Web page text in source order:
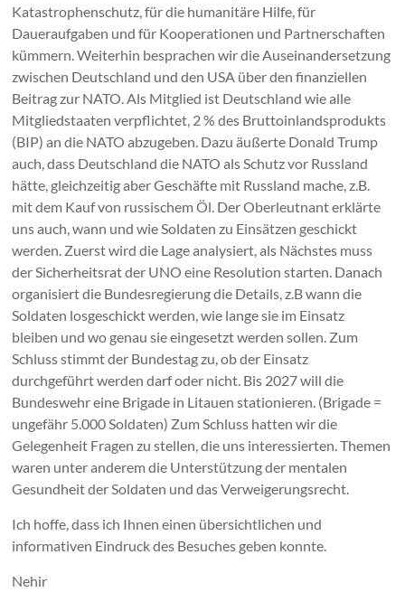
Katastrophenschutz, für die humanitäre Hilfe, für
Daueraufgaben und für Kooperationen und Partnerschaften
kümmern. Weiterhin besprachen wir die Auseinandersetzung
zwischen Deutschland und den USA über den finanziellen
Beitrag zur NATO. Als Mitglied ist Deutschland wie alle
Mitgliedstaaten verpflichtet, 2 % des Bruttoinlandsprodukts
(BIP) an die NATO abzugeben. Dazu äußerte Donald Trump
auch, dass Deutschland die NATO als Schutz vor Russland
hätte, gleichzeitig aber Geschäfte mit Russland mache, z.B.
mit dem Kauf von russischem Öl. Der Oberleutnant erklärte
uns auch, wann und wie Soldaten zu Einsätzen geschickt
werden. Zuerst wird die Lage analysiert, als Nächstes muss
der Sicherheitsrat der UNO eine Resolution starten. Danach
organisiert die Bundesregierung die Details, z.B wann die
Soldaten losgeschickt werden, wie lange sie im Einsatz
bleiben und wo genau sie eingesetzt werden sollen. Zum
Schluss stimmt der Bundestag zu, ob der Einsatz
durchgeführt werden darf oder nicht. Bis 2027 will die
Bundeswehr eine Brigade in Litauen stationieren. (Brigade =
ungefähr 5.000 Soldaten) Zum Schluss hatten wir die
Gelegenheit Fragen zu stellen, die uns interessierten. Themen
waren unter anderem die Unterstützung der mentalen
Gesundheit der Soldaten und das Verweigerungsrecht.
Ich hoffe, dass ich Ihnen einen übersichtlichen und
informativen Eindruck des Besuches geben konnte.
Nehir